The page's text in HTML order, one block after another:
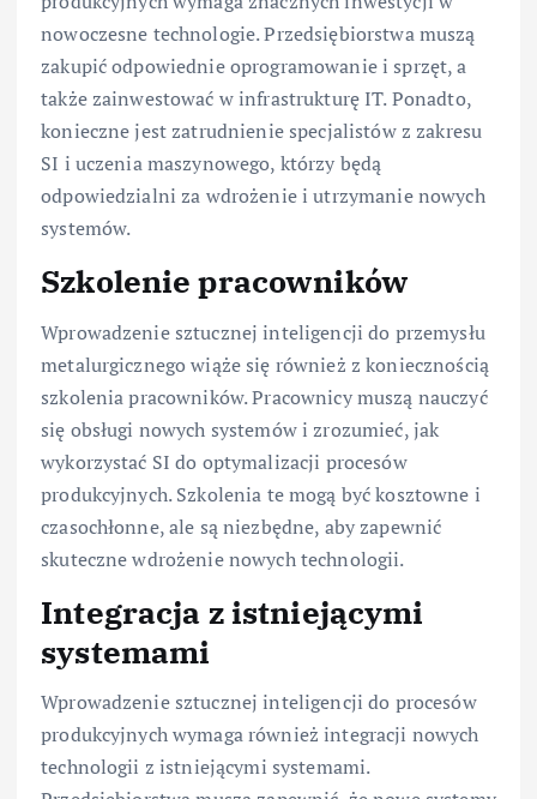
nowoczesne technologie. Przedsiębiorstwa muszą
zakupić odpowiednie oprogramowanie i sprzęt, a
także zainwestować w infrastrukturę IT. Ponadto,
konieczne jest zatrudnienie specjalistów z zakresu
SI i uczenia maszynowego, którzy będą
odpowiedzialni za wdrożenie i utrzymanie nowych
systemów.
Szkolenie pracowników
Wprowadzenie sztucznej inteligencji do przemysłu
metalurgicznego wiąże się również z koniecznością
szkolenia pracowników. Pracownicy muszą nauczyć
się obsługi nowych systemów i zrozumieć, jak
wykorzystać SI do optymalizacji procesów
produkcyjnych. Szkolenia te mogą być kosztowne i
czasochłonne, ale są niezbędne, aby zapewnić
skuteczne wdrożenie nowych technologii.
Integracja z istniejącymi
systemami
Wprowadzenie sztucznej inteligencji do procesów
produkcyjnych wymaga również integracji nowych
technologii z istniejącymi systemami.